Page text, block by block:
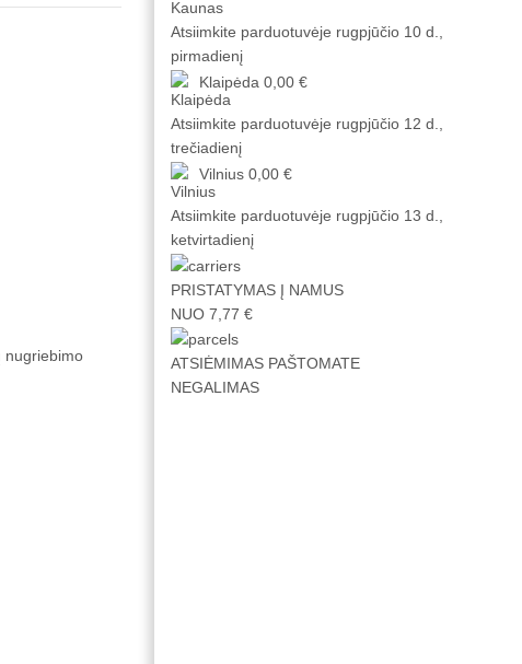
Atsiimkite parduotuvėje rugpjūčio 10 d.,
pirmadienį
Klaipėda 0,00 €
Atsiimkite parduotuvėje rugpjūčio 12 d.,
trečiadienį
Vilnius 0,00 €
Atsiimkite parduotuvėje rugpjūčio 13 d.,
ketvirtadienį
PRISTATYMAS Į NAMUS
NUO 7,77 €
ATSIĖMIMAS PAŠTOMATE
NEGALIMAS
nugriebimo